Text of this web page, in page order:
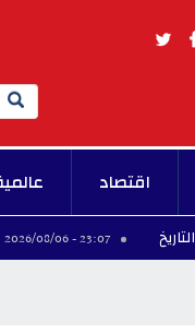
Search
اقتصاد
23:07 - 2026/08/06